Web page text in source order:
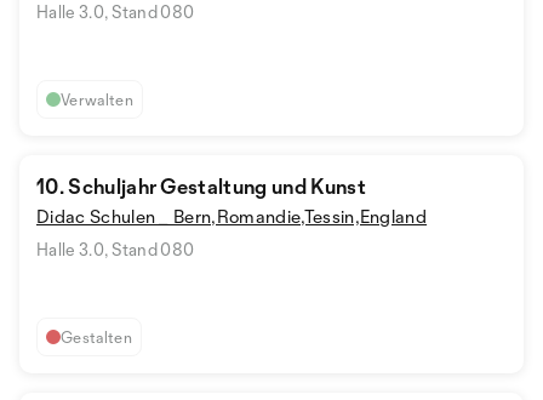
Halle 3.0, Stand 080
Verwalten
10. Schuljahr Gestaltung und Kunst
Didac Schulen _ Bern,Romandie,Tessin,England
Halle 3.0, Stand 080
Gestalten